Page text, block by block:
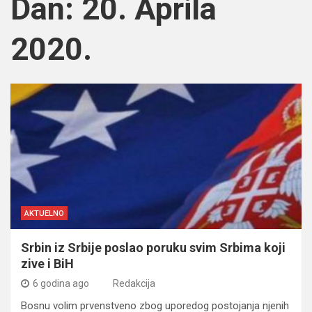
Dan: 20. Aprila
2020.
AKTUELNO
Srbin iz Srbije poslao poruku svim Srbima koji
zive i BiH
6 godina ago Redakcija
Bosnu volim prvenstveno zbog uporedog postojanja njenih